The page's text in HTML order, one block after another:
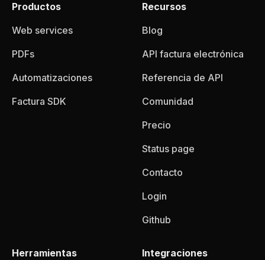
Productos
Web services
PDFs
Automatizaciones
Factura SDK
Recursos
Blog
API factura electrónica
Referencia de API
Comunidad
Precio
Status page
Contacto
Login
Github
Herramientas
Integraciones